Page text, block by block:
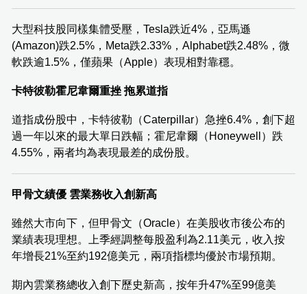
大型科技股同樣集體受壓，Tesla跌近4%，亞馬遜
(Amazon)跌2.5%，Meta跌2.33%，Alphabet跌2.48%，微
軟跌逾1.5%，僅蘋果（Apple）表現相對靠穩。
卡特彼勒霍尼韋爾重挫 拖累道指
道指成份股中，卡特彼勒（Caterpillar）急挫6.4%，創下超
過一年以來的最大單日跌幅；霍尼韋爾（Honeywell）跌
4.55%，兩者均為表現最差的成份股。
甲骨文績優 雲業務收入創新高
雖然大市向下，但甲骨文（Oracle）在美股收市後公布的
業績表現理想。上季經調整每股盈利為2.11美元，收入按
年增長21%至約192億美元，兩項指標均優於市場預期。
期內雲業務總收入創下歷史新高，按年升47%至99億美